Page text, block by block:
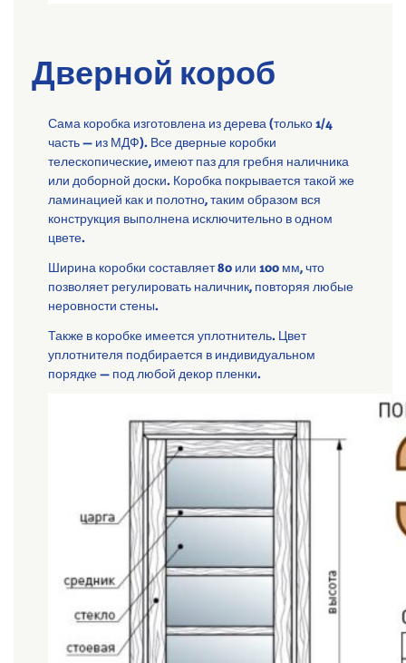
Дверной короб
Сама коробка изготовлена из дерева (только 1/4
часть — из МДФ). Все дверные коробки
телескопические, имеют паз для гребня наличника
или доборной доски. Коробка покрывается такой же
ламинацией как и полотно, таким образом вся
конструкция выполнена исключительно в одном
цвете.
Ширина коробки составляет 80 или 100 мм, что
позволяет регулировать наличник, повторяя любые
неровности стены.
Также в коробке имеется уплотнитель. Цвет
уплотнителя подбирается в индивидуальном
порядке — под любой декор пленки.